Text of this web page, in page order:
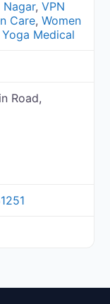
Nagar,VPN
Care,Women
Yoga Medical
Road,